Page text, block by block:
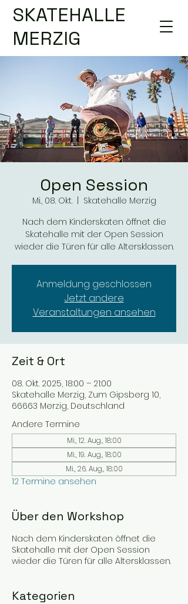
SKATEHALLE
MERZIG
Open Session
Mi., 08. Okt.
  |
Skatehalle Merzig
Nach dem Kinderskaten öffnet die
Skatehalle mit der Open Session
wieder die Türen für alle Altersklassen.
Anmeldung geschlossen
Jetzt andere
Veranstaltungen ansehen
Zeit & Ort
08. Okt. 2025, 18:00 – 21:00
Skatehalle Merzig, Zum Gipsberg 10,
66663 Merzig, Deutschland
Andere Termine
Mi., 12. Aug., 18:00
Mi., 19. Aug., 18:00
Mi., 26. Aug., 18:00
12 Termine ansehen
Über den Workshop
Nach dem Kinderskaten öffnet die
Skatehalle mit der Open Session
wieder die Türen für alle Altersklassen.
Kategorien